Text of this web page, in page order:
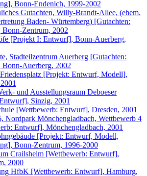
Bonn-Endenich, 1999-2002
Gutachten, Willy-Brandt-Allee, (ehem.
Baden- Würtemberg) [Gutachten:
Zentrum, 2002
[Projekt I: Entwurf], Bonn-Auerberg,
Stadteilzentrum Auerberg [Gutachten:
Auerberg, 2002
[Projekt: Entwurf, Modell],
und Ausstellungsraum Deboeser
Sinzig, 2001
[Wettbewerb: Entwurf], Dresden, 2001
Nordpark Mönchengladbach, Wettbewerb 4
Entwurf], Mönchengladbach, 2001
[Projekt: Entwurf, Modell,
Bonn-Zentrum, 1996-2000
Crailsheim [Wettbewerb: Entwurf],
2000
HfbK [Wettbewerb: Entwurf], Hamburg,